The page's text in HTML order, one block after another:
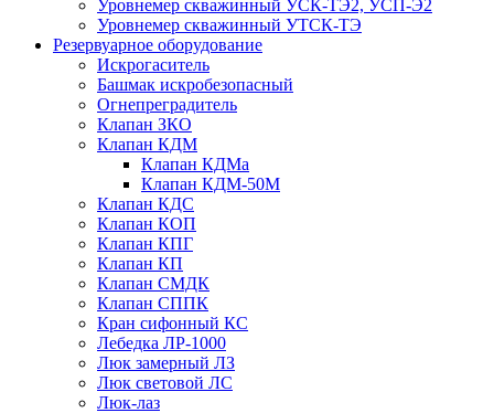
Уровнемер скважинный УСК-ТЭ2, УСП-Э2
Уровнемер скважинный УТСК-ТЭ
Резервуарное оборудование
Искрогаситель
Башмак искробезопасный
Огнепреградитель
Клапан ЗКО
Клапан КДМ
Клапан КДМа
Клапан КДМ-50М
Клапан КДС
Клапан КОП
Клапан КПГ
Клапан КП
Клапан СМДК
Клапан СППК
Кран сифонный КС
Лебедка ЛР-1000
Люк замерный ЛЗ
Люк световой ЛС
Люк-лаз